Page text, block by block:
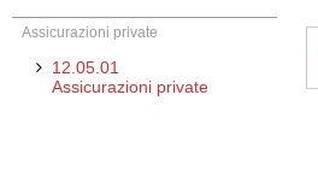
Assicurazioni private
12.05.01
Assicurazioni private